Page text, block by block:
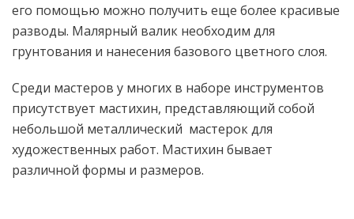
его помощью можно получить еще более красивые
разводы. Малярный валик необходим для
грунтования и нанесения базового цветного слоя.
Среди мастеров у многих в наборе инструментов
присутствует мастихин, представляющий собой
небольшой металлический мастерок для
художественных работ. Мастихин бывает
различной формы и размеров.